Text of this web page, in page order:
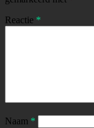
Reactie *
Naam *